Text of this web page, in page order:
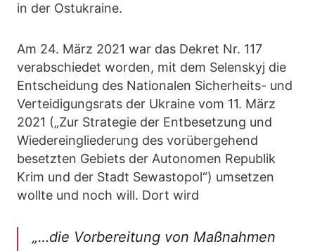
in der Ostukraine.
Am 24. März 2021 war das Dekret Nr. 117
verabschiedet worden, mit dem Selenskyj die
Entscheidung des Nationalen Sicherheits- und
Verteidigungsrats der Ukraine vom 11. März
2021 („Zur Strategie der Entbesetzung und
Wiedereingliederung des vorübergehend
besetzten Gebiets der Autonomen Republik
Krim und der Stadt Sewastopol“) umsetzen
wollte und noch will. Dort wird
„…die Vorbereitung von Maßnahmen